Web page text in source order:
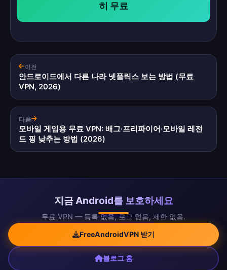
히 무료
이전
안드로이드에서 다른 나라 넷플릭스 보는 방법 (무료
VPN, 2026)
다음
모바일 게임용 무료 VPN: 배그·프리파이어·모바일 레전
드 핑 낮추는 방법 (2026)
지금 Android를 보호하세요
무료 VPN — 등록 없음, 로그 없음, 제한 없음.
FreeAndroidVPN 받기
블로그 홈